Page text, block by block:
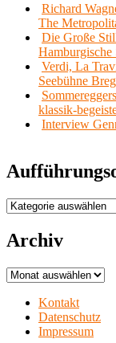
Richard
The
Die Große
Hamburgische
Verdi, La
Seebühne
klassik-
Interview
Aufführungsorte
Archiv
Archiv
Kontakt
Datenschutz
Impressum